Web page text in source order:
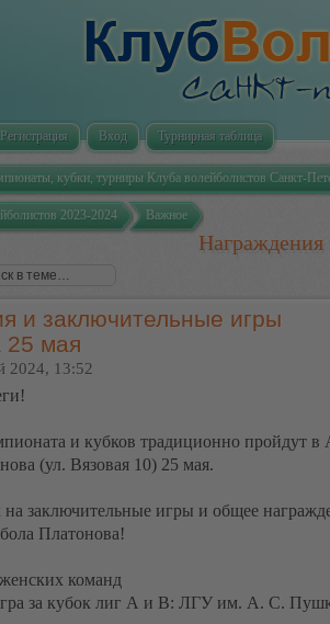
Регистрация Вход Турнирная таблица
кубки, турниры Клуба волейболистов Санкт-
2023-2024 Важное
Награждения
и заключительные игры
25 мая
2024, 13:52
и кубков традиционно пройдут в
(ул. Вязовая 10) 25 мая.
на заключительные игры и общее
Платонова!
команд
за кубок лиг А и В: ЛГУ им. А. С.